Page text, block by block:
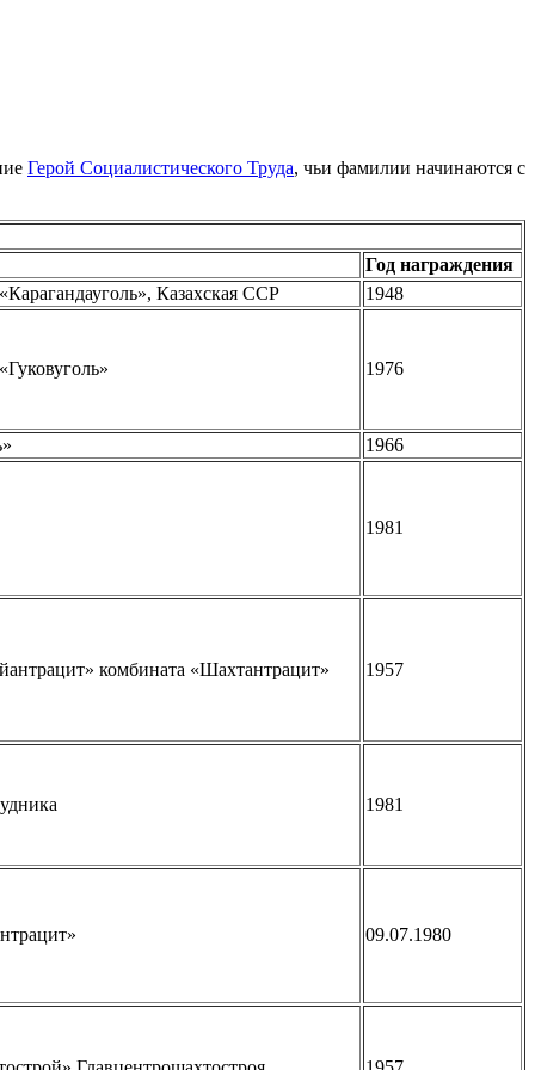
Герой Социалистического Труда, чьи фамилии начинаются с
Год награждения
Казахская ССР 1948
1976
1966
1981
комбината «Шахтантрацит» 1957
1981
09.07.1980